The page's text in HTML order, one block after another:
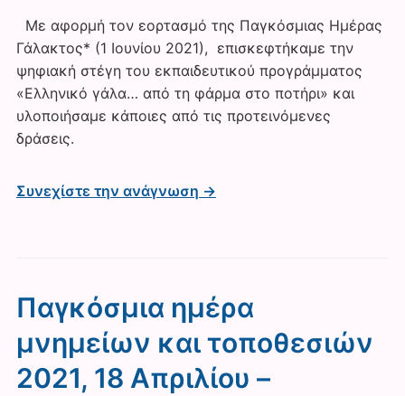
Με αφορμή τον εορτασμό της Παγκόσμιας Ημέρας
Γάλακτος* (1 Ιουνίου 2021), επισκεφτήκαμε την
ψηφιακή στέγη του εκπαιδευτικού προγράμματος
«Ελληνικό γάλα… από τη φάρμα στο ποτήρι» και
υλοποιήσαμε κάποιες από τις προτεινόμενες
δράσεις.
Συνεχίστε την ανάγνωση →
Παγκόσμια ημέρα
μνημείων και τοποθεσιών
2021, 18 Απριλίου –